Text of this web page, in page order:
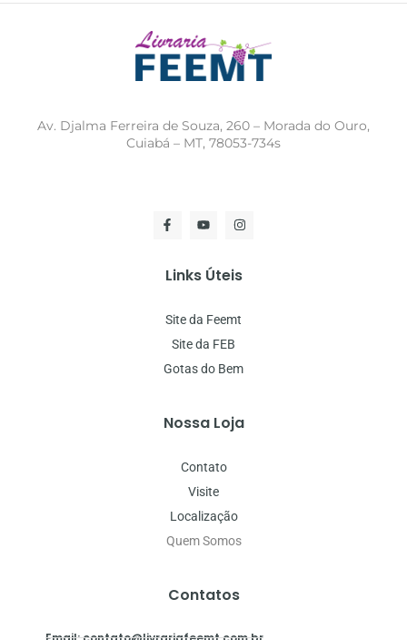
Av. Djalma Ferreira de Souza, 260 – Morada do Ouro,
Cuiabá – MT, 78053-734s
Links Úteis
Site da Feemt
Site da FEB
Gotas do Bem
Nossa Loja
Contato
Visite
Localização
Quem Somos
Contatos